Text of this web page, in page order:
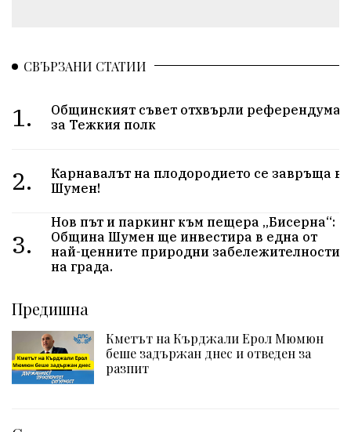
СВЪРЗАНИ СТАТИИ
1.
Общинският съвет отхвърли референдума
за Тежкия полк
2.
Карнавалът на плодородието се завръща в
Шумен!
3.
Нов път и паркинг към пещера „Бисерна“:
Община Шумен ще инвестира в една от
най-ценните природни забележителности
на града.
Предишна
Кметът на Кърджали Ерол Мюмюн
беше задържан днес и отведен за
разпит